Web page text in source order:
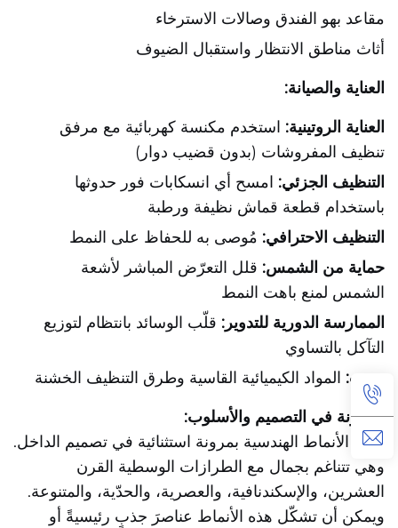
مقاعد بهو الفندق وصالات الاسترخاء
أثاث مناطق الانتظار واستقبال الضيوف
العناية والصيانة:
العناية الروتينية: استخدم مكنسة كهربائية مع مرفق
تنظيف المفروشات (بدون قضيب دوار)
التنظيف الجزئي: امسح أي انسكابات فور حدوثها
باستخدام قطعة قماش نظيفة ورطبة
التنظيف الاحترافي: مُوصى به للحفاظ على النمط
حماية من الشمس: قلل التعرّض المباشر لأشعة
الشمس لمنع باهت النمط
الممارسة الدورية للتدوير: قلّب الوسائد بانتظام لتوزيع
التآكل بالتساوي
تجنب: المواد الكيميائية القاسية وطرق التنظيف الخشنة
المرونة في التصميم والأسلوب:
تتميّز الأنماط الهندسية بمرونة استثنائية في تصميم الداخل.
وهي تتناغم بجمال مع الطرازات الوسطية القرن
العشرين، والإسكندنافية، والعصرية، والحدّية، والمتنوعة.
ويمكن أن تشكّل هذه الأنماط عناصرَ جذبٍ رئيسيةً أو